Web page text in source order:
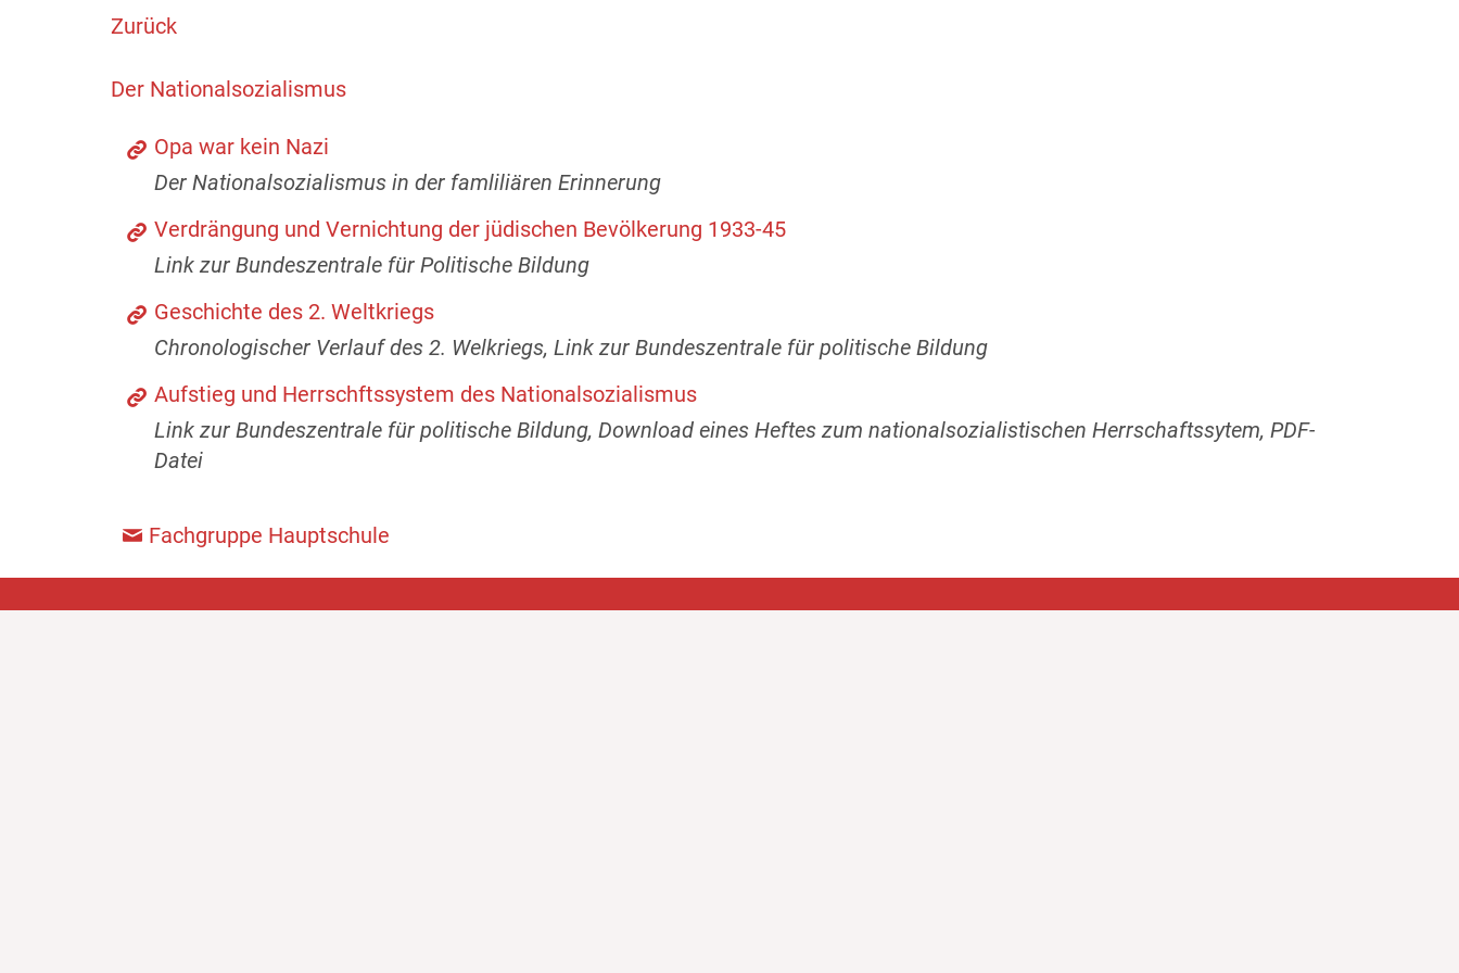
Zurück
Der Nationalsozialismus
Opa war kein Nazi
Der Nationalsozialismus in der famliliären Erinnerung
Verdrängung und Vernichtung der jüdischen Bevölkerung 1933-45
Link zur Bundeszentrale für Politische Bildung
Geschichte des 2. Weltkriegs
Chronologischer Verlauf des 2. Welkriegs, Link zur Bundeszentrale für politische Bildung
Aufstieg und Herrschftssystem des Nationalsozialismus
Link zur Bundeszentrale für politische Bildung, Download eines Heftes zum nationalsozialistischen Herrschaftssytem, PDF-
Datei
Fachgruppe Hauptschule